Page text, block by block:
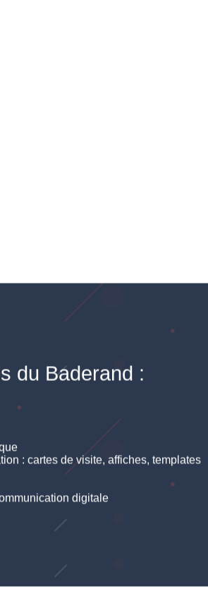
du Baderand :
: cartes de visite, affiches, templates
digitale